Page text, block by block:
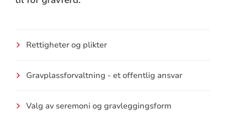
Rettigheter og plikter
Gravplassforvaltning - et offentlig ansvar
Valg av seremoni og gravleggingsform